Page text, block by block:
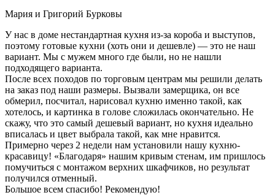
Мария и Григорий Бурковы
У нас в доме нестандартная кухня из-за короба и выступов,
поэтому готовые кухни (хоть они и дешевле) — это не наш
вариант. Мы с мужем много где были, но не нашли
подходящего варианта.
После всех походов по торговым центрам мы решили делать
на заказ под наши размеры. Вызвали замерщика, он все
обмерил, посчитал, нарисовал кухню именно такой, как
хотелось, и картинка в голове сложилась окончательно. Не
скажу, что это самый дешевый вариант, но кухня идеально
вписалась и цвет выбрала такой, как мне нравится.
Примерно через 2 недели нам установили нашу кухню-
красавицу! «Благодаря» нашим кривым стенам, им пришлось
помучиться с монтажом верхних шкафчиков, но результат
получился отменный.
Большое всем спасибо! Рекомендую!